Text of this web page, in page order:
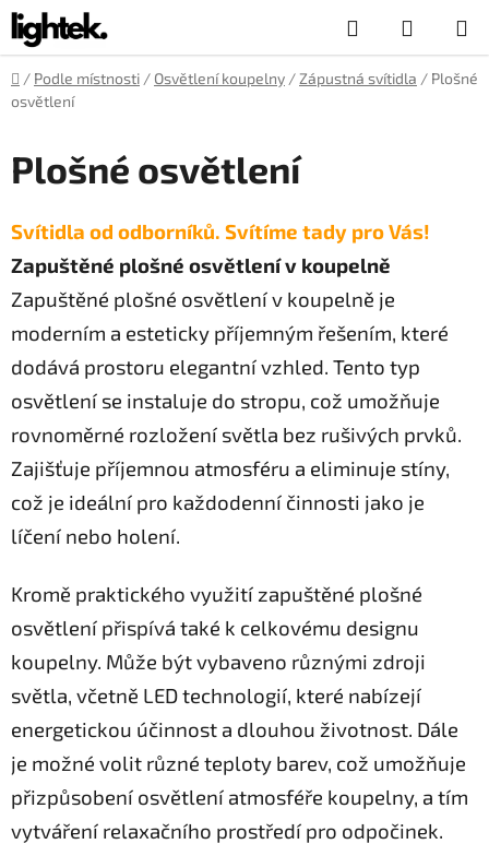
Přejít
na
obsah
Hledat
KOŠÍK
Domů
/ Podle místnosti / Osvětlení koupelny / Zápustná svítidla / Plošné
osvětlení
Plošné osvětlení
Svítidla od odborníků. Svítíme tady pro Vás!
Zapuštěné plošné osvětlení v koupelně
Zapuštěné plošné osvětlení v koupelně je
moderním a esteticky příjemným řešením, které
dodává prostoru elegantní vzhled. Tento typ
osvětlení se instaluje do stropu, což umožňuje
rovnoměrné rozložení světla bez rušivých prvků.
Zajišťuje příjemnou atmosféru a eliminuje stíny,
což je ideální pro každodenní činnosti jako je
líčení nebo holení.
Kromě praktického využití zapuštěné plošné
osvětlení přispívá také k celkovému designu
koupelny. Může být vybaveno různými zdroji
světla, včetně LED technologií, které nabízejí
energetickou účinnost a dlouhou životnost. Dále
je možné volit různé teploty barev, což umožňuje
přizpůsobení osvětlení atmosféře koupelny, a tím
vytváření relaxačního prostředí pro odpočinek.